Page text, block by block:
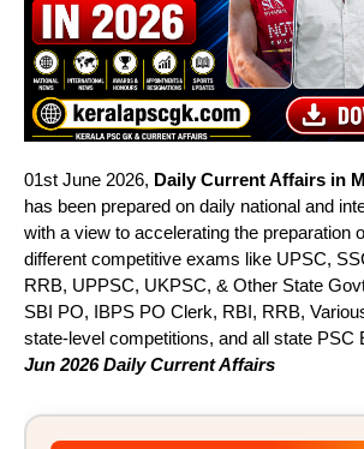
01st June 2026, Daily Current Affairs in
has been prepared on daily national and
with a view to accelerating the preparation
different competitive exams like UPSC,
RRB, UPPSC, UKPSC, & Other State
SBI PO, IBPS PO Clerk, RBI, RRB,
state-level competitions, and all state PSC
Jun 2026 Daily Current Affairs